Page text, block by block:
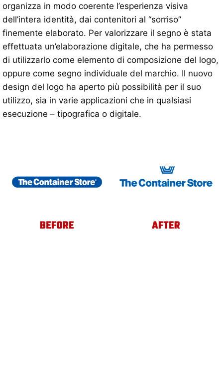
organizza in modo coerente l’esperienza visiva
dell’intera identità, dai contenitori al “sorriso”
finemente elaborato. Per valorizzare il segno è stata
effettuata un’elaborazione digitale, che ha permesso
di utilizzarlo come elemento di composizione del logo,
oppure come segno individuale del marchio. Il nuovo
design del logo ha aperto più possibilità per il suo
utilizzo, sia in varie applicazioni che in qualsiasi
esecuzione – tipografica o digitale.